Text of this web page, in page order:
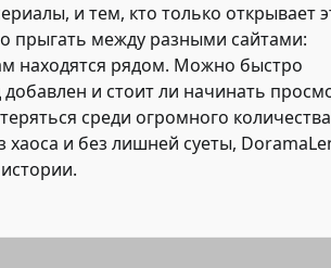
и тем, кто только открывает
прыгать между разными сайтами:
находятся рядом. Можно быстро
и стоит ли начинать
среди огромного количества
хаоса и без лишней суеты,